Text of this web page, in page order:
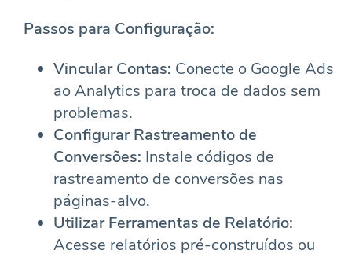
Passos para Configuração:
Vincular Contas: Conecte o Google Ads
ao Analytics para troca de dados sem
problemas.
Configurar Rastreamento de
Conversões: Instale códigos de
rastreamento de conversões nas
páginas-alvo.
Utilizar Ferramentas de Relatório:
Acesse relatórios pré-construídos ou